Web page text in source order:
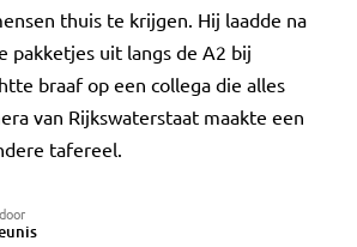
thuis te krijgen. Hij laadde na
pakketjes uit langs de A2 bij
braaf op een collega die alles
van Rijkswaterstaat maakte een
tafereel.